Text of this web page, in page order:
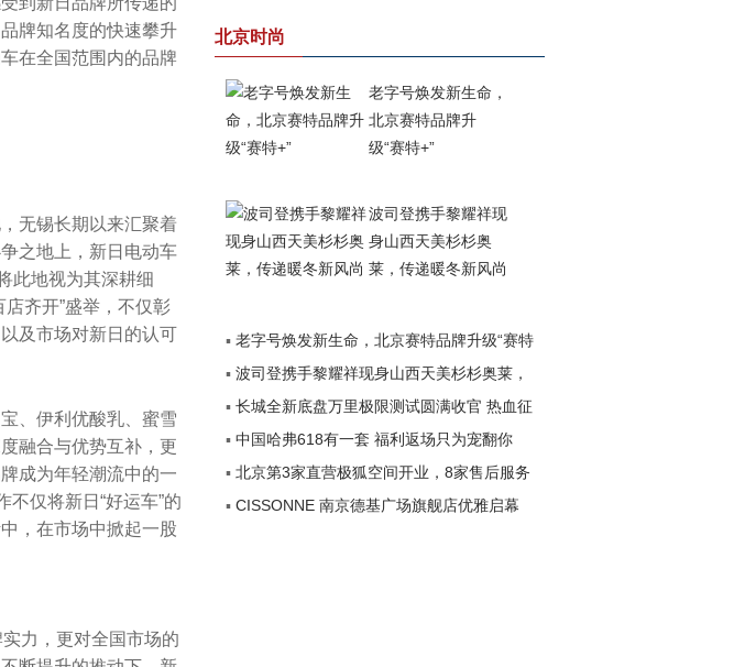
北京时尚
老字号焕发新生命，
北京赛特品牌升
级“赛特+”
波司登携手黎耀祥现
身山西天美杉杉奥
莱，传递暖冬新风尚
▪ 老字号焕发新生命，北京赛特品牌升级“赛特
+”
▪ 波司登携手黎耀祥现身山西天美杉杉奥莱，
传递暖冬新风尚
▪ 长城全新底盘万里极限测试圆满收官 热血征
途淬炼极致性能
▪ 中国哈弗618有一套 福利返场只为宠翻你
▪ 北京第3家直营极狐空间开业，8家售后服务
覆盖全城
▪ CISSONNE 南京德基广场旗舰店优雅启幕
牌知名度的快速攀升
在全国范围内的品牌
无锡长期以来汇聚着
之地上，新日电动车
此地视为其深耕细
齐开”盛举，不仅彰
及市场对新日的认可
、伊利优酸乳、蜜雪
融合与优势互补，更
成为年轻潮流中的一
仅将新日“好运车”的
，在市场中掀起一股
力，更对全国市场的